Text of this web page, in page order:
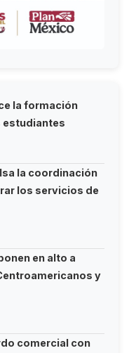
la formación
estudiantes
la coordinación
los servicios de
en alto a
y
comercial con